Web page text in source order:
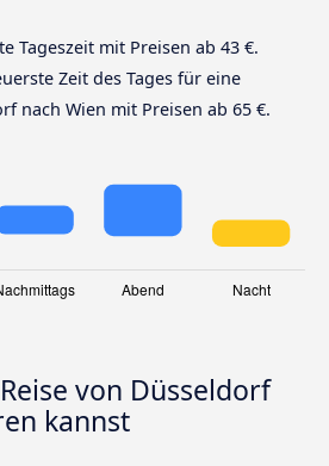
Tageszeit mit Preisen ab 43 €.
Zeit des Tages für eine
nach Wien mit Preisen ab 65 €.
von Düsseldorf
kannst